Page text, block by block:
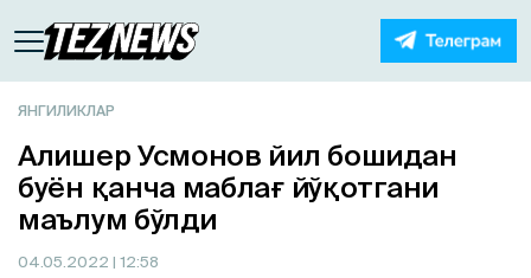
ЯНГИЛИКЛАР
Алишер Усмонов йил бошидан
буён қанча маблағ йўқотгани
маълум бўлди
04.05.2022 | 12:58